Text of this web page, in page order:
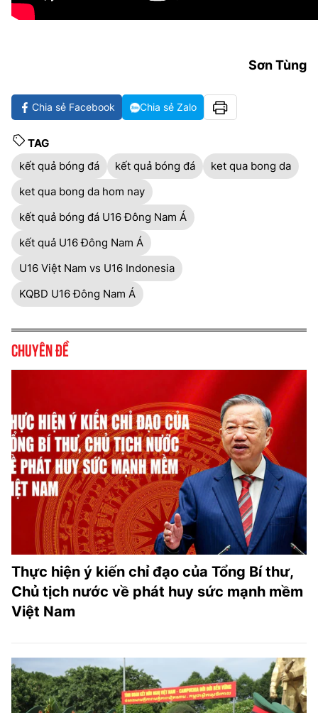
Sơn Tùng
Chia sẻ Facebook Chia sẻ Zalo
TAG
kết quả bóng đá
kết quả bóng đá
ket qua bong da
ket qua bong da hom nay
kết quả bóng đá U16 Đông Nam Á
kết quả U16 Đông Nam Á
U16 Việt Nam vs U16 Indonesia
KQBD U16 Đông Nam Á
Chuyên đề
Thực hiện ý kiến chỉ đạo của Tổng Bí thư,
Chủ tịch nước về phát huy sức mạnh mềm
Việt Nam